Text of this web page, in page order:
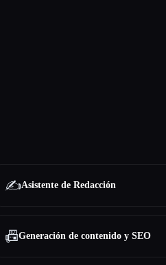
✍️Asistente de Redacción
📠Generación de contenido y SEO